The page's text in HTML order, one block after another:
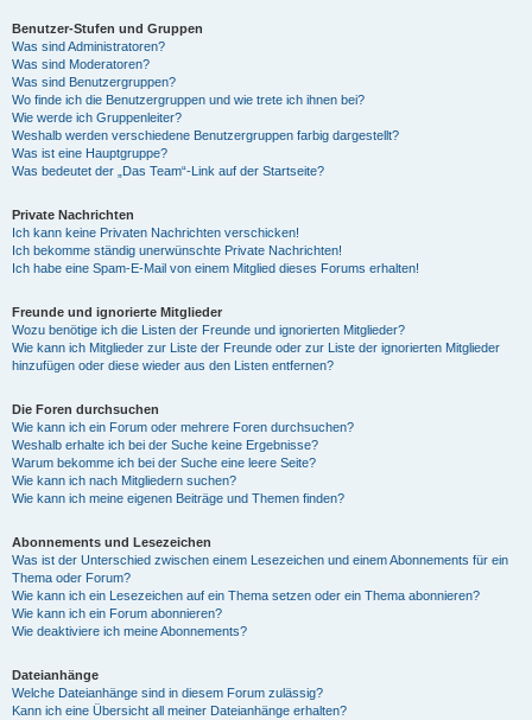
Benutzer-Stufen und Gruppen
Was sind Administratoren?
Was sind Moderatoren?
Was sind Benutzergruppen?
Wo finde ich die Benutzergruppen und wie trete ich ihnen bei?
Wie werde ich Gruppenleiter?
Weshalb werden verschiedene Benutzergruppen farbig dargestellt?
Was ist eine Hauptgruppe?
Was bedeutet der „Das Team“-Link auf der Startseite?
Private Nachrichten
Ich kann keine Privaten Nachrichten verschicken!
Ich bekomme ständig unerwünschte Private Nachrichten!
Ich habe eine Spam-E-Mail von einem Mitglied dieses Forums erhalten!
Freunde und ignorierte Mitglieder
Wozu benötige ich die Listen der Freunde und ignorierten Mitglieder?
Wie kann ich Mitglieder zur Liste der Freunde oder zur Liste der ignorierten Mitglieder
hinzufügen oder diese wieder aus den Listen entfernen?
Die Foren durchsuchen
Wie kann ich ein Forum oder mehrere Foren durchsuchen?
Weshalb erhalte ich bei der Suche keine Ergebnisse?
Warum bekomme ich bei der Suche eine leere Seite?
Wie kann ich nach Mitgliedern suchen?
Wie kann ich meine eigenen Beiträge und Themen finden?
Abonnements und Lesezeichen
Was ist der Unterschied zwischen einem Lesezeichen und einem Abonnements für ein
Thema oder Forum?
Wie kann ich ein Lesezeichen auf ein Thema setzen oder ein Thema abonnieren?
Wie kann ich ein Forum abonnieren?
Wie deaktiviere ich meine Abonnements?
Dateianhänge
Welche Dateianhänge sind in diesem Forum zulässig?
Kann ich eine Übersicht all meiner Dateianhänge erhalten?